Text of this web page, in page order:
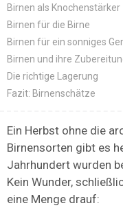
Birnen als Knochenstärker
Birnen für die Birne
Birnen für ein sonniges
Birnen und ihre
Die richtige Lagerung
Fazit: Birnenschätze
Ein Herbst ohne die
Birnensorten gibt es
Jahrhundert wurden
Kein Wunder,
eine Menge drauf: